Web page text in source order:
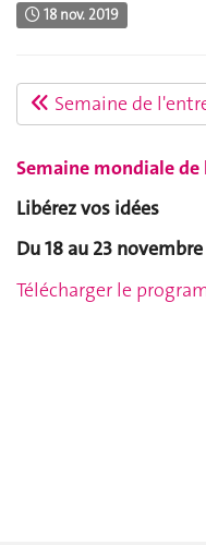
18 nov. 2019
Semaine de
Semaine mondiale
Libérez vos idées
Du 18 au 23
Télécharger le